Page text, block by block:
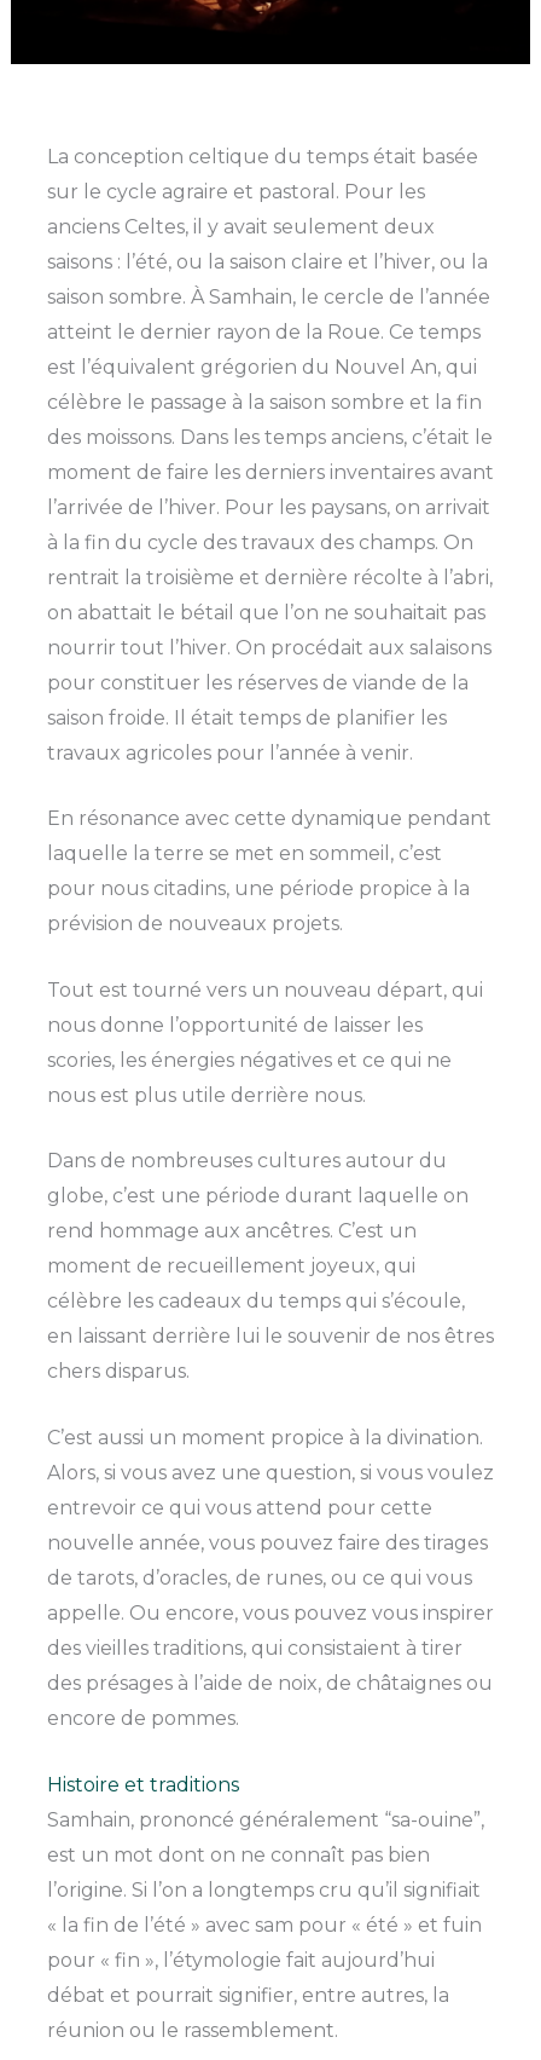
La conception celtique du temps était basée
sur le cycle agraire et pastoral. Pour les
anciens Celtes, il y avait seulement deux
saisons : l’été, ou la saison claire et l’hiver, ou la
saison sombre. À Samhain, le cercle de l’année
atteint le dernier rayon de la Roue. Ce temps
est l’équivalent grégorien du Nouvel An, qui
célèbre le passage à la saison sombre et la fin
des moissons. Dans les temps anciens, c’était le
moment de faire les derniers inventaires avant
l’arrivée de l’hiver. Pour les paysans, on arrivait
à la fin du cycle des travaux des champs. On
rentrait la troisième et dernière récolte à l’abri,
on abattait le bétail que l’on ne souhaitait pas
nourrir tout l’hiver. On procédait aux salaisons
pour constituer les réserves de viande de la
saison froide. Il était temps de planifier les
travaux agricoles pour l’année à venir.
En résonance avec cette dynamique pendant
laquelle la terre se met en sommeil, c’est
pour nous citadins, une période propice à la
prévision de nouveaux projets.
Tout est tourné vers un nouveau départ, qui
nous donne l’opportunité de laisser les
scories, les énergies négatives et ce qui ne
nous est plus utile derrière nous.
Dans de nombreuses cultures autour du
globe, c’est une période durant laquelle on
rend hommage aux ancêtres. C’est un
moment de recueillement joyeux, qui
célèbre les cadeaux du temps qui s’écoule,
en laissant derrière lui le souvenir de nos êtres
chers disparus.
C’est aussi un moment propice à la divination.
Alors, si vous avez une question, si vous voulez
entrevoir ce qui vous attend pour cette
nouvelle année, vous pouvez faire des tirages
de tarots, d’oracles, de runes, ou ce qui vous
appelle. Ou encore, vous pouvez vous inspirer
des vieilles traditions, qui consistaient à tirer
des présages à l’aide de noix, de châtaignes ou
encore de pommes.
Histoire et traditions
Samhain, prononcé généralement “sa-ouine”,
est un mot dont on ne connaît pas bien
l’origine. Si l’on a longtemps cru qu’il signifiait
« la fin de l’été » avec sam pour « été » et fuin
pour « fin », l’étymologie fait aujourd’hui
débat et pourrait signifier, entre autres, la
réunion ou le rassemblement.